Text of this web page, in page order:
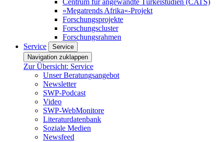
Centrum für angewandte Türkeistudien (CATS)
»Megatrends Afrika«-Projekt
Forschungsprojekte
Forschungscluster
Forschungsrahmen
Service
Service
Navigation zuklappen
Zur Übersicht: Service
Unser Beratungsangebot
Newsletter
SWP-Podcast
Video
SWP-WebMonitore
Literaturdatenbank
Soziale Medien
Newsfeed